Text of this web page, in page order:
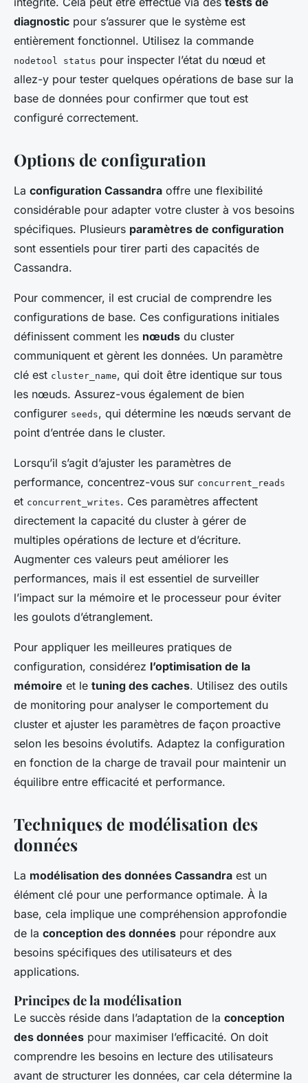
diagnostic pour s’assurer que le système est
entièrement fonctionnel. Utilisez la commande
nodetool status pour inspecter l’état du nœud et
allez-y pour tester quelques opérations de base sur la
base de données pour confirmer que tout est
configuré correctement.
Options de configuration
La configuration Cassandra offre une flexibilité
considérable pour adapter votre cluster à vos besoins
spécifiques. Plusieurs paramètres de configuration
sont essentiels pour tirer parti des capacités de
Cassandra.
Pour commencer, il est crucial de comprendre les
configurations de base. Ces configurations initiales
définissent comment les nœuds du cluster
communiquent et gèrent les données. Un paramètre
clé est cluster_name, qui doit être identique sur tous
les nœuds. Assurez-vous également de bien
configurer seeds, qui détermine les nœuds servant de
point d’entrée dans le cluster.
Lorsqu’il s’agit d’ajuster les paramètres de
performance, concentrez-vous sur concurrent_reads
et concurrent_writes. Ces paramètres affectent
directement la capacité du cluster à gérer de
multiples opérations de lecture et d’écriture.
Augmenter ces valeurs peut améliorer les
performances, mais il est essentiel de surveiller
l’impact sur la mémoire et le processeur pour éviter
les goulots d’étranglement.
Pour appliquer les meilleures pratiques de
configuration, considérez l’optimisation de la
mémoire et le tuning des caches. Utilisez des outils
de monitoring pour analyser le comportement du
cluster et ajuster les paramètres de façon proactive
selon les besoins évolutifs. Adaptez la configuration
en fonction de la charge de travail pour maintenir un
équilibre entre efficacité et performance.
Techniques de modélisation des
données
La modélisation des données Cassandra est un
élément clé pour une performance optimale. À la
base, cela implique une compréhension approfondie
de la conception des données pour répondre aux
besoins spécifiques des utilisateurs et des
applications.
Principes de la modélisation
Le succès réside dans l’adaptation de la conception
des données pour maximiser l’efficacité. On doit
comprendre les besoins en lecture des utilisateurs
avant de structurer les données, car cela détermine la